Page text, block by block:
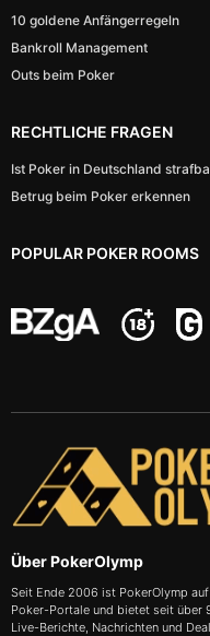
10 goldene Anfängerregeln
Bankroll Management
Outs beim Poker
RECHTLICHE FRAGEN
Ist Poker in Deutschland
Betrug beim Poker erkennen
POPULAR POKER ROOMS
Über PokerOlymp
Seit Ende 2006 ist PokerOlymp
Poker-Portale und bietet seit über
Live-Berichte, Nachrichten und